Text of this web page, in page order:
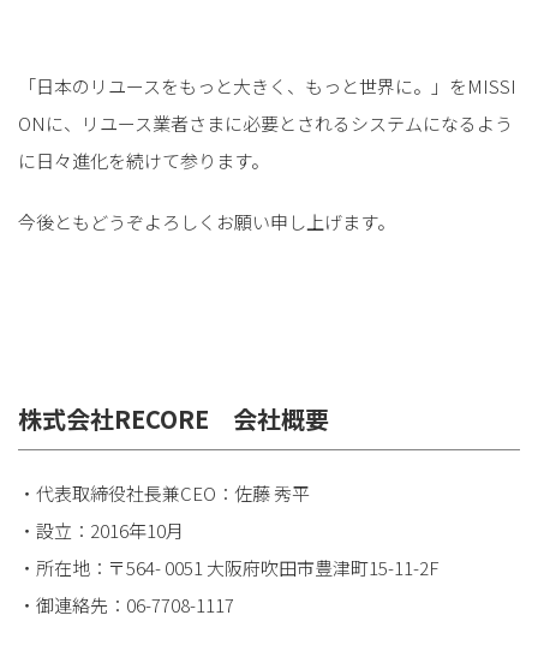
「日本のリユースをもっと大きく、もっと世界に。」をMISSI
ONに、リユース業者さまに必要とされるシステムになるよう
に日々進化を続けて参ります。
今後ともどうぞよろしくお願い申し上げます。
株式会社RECORE 会社概要
・代表取締役社長兼CEO：佐藤 秀平
・設立：2016年10月
・所在地：〒564- 0051 大阪府吹田市豊津町15-11-2F
・御連絡先：06-7708-1117